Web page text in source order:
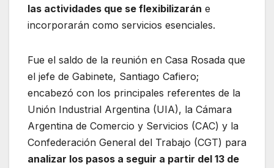
las actividades que se flexibilizarán e
incorporarán como servicios esenciales.
Fue el saldo de la reunión en Casa Rosada que
el jefe de Gabinete, Santiago Cafiero;
encabezó con los principales referentes de la
Unión Industrial Argentina (UIA), la Cámara
Argentina de Comercio y Servicios (CAC) y la
Confederación General del Trabajo (CGT) para
analizar los pasos a seguir a partir del 13 de